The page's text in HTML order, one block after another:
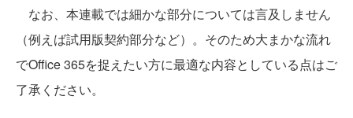
なお、本連載では細かな部分については言及しません
（例えば試用版契約部分など）。そのため大まかな流れ
でOffice 365を捉えたい方に最適な内容としている点はご
了承ください。